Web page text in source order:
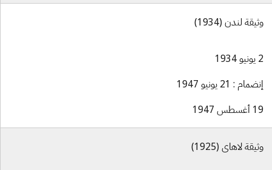
وثيقة لندن (1934)
2 يونيو 1934
إنضمام : 21 يونيو 1947
19 أغسطس 1947
وثيقة لاهاي (1925)